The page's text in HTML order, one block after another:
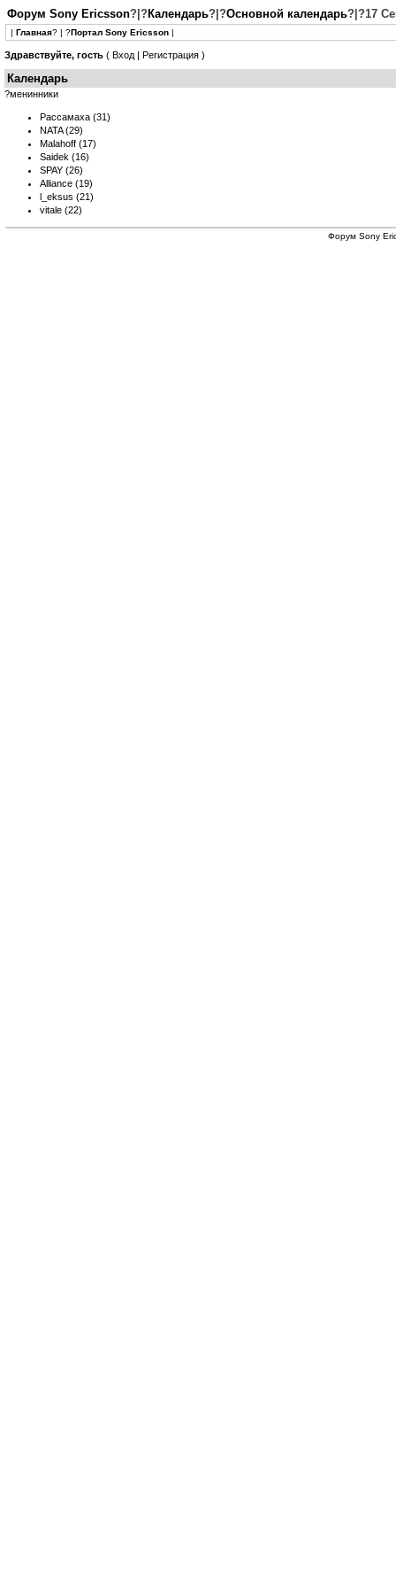
Форум Sony Ericsson?|? Календарь?|?Основной календарь?|?17
| Главная? | ?Портал Sony Ericsson |
Здравствуйте, гость ( Вход | Регистрация )
Календарь
?менинники
Рассамаха (31)
NATA(29)
Malahoff (17)
Saidek (16)
SPAY (26)
Alliance (19)
l_eksus (21)
vitale (22)
Форум Sony